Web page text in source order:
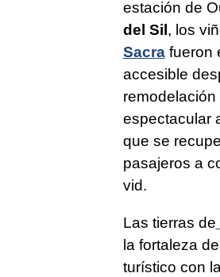
estación de
del Sil , los
Sacrafueron
accesible
espectacular
que se
pasajeros a
vid.
Las tierras de
la fortaleza de
turístico con